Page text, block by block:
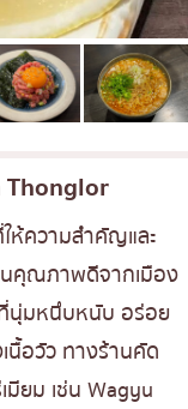
ห้ความสำคัญและ
คุณภาพดีจากเมือง
ที่นุ่มหนึบหนับ อร่อย
นื้อวัว ทางร้านคัด
ยม เช่น Wagyu